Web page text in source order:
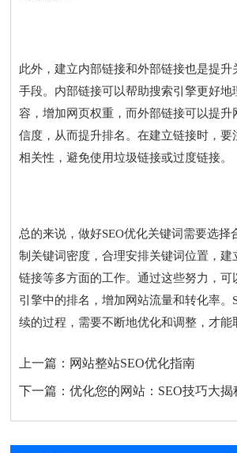
此外，建立内部链接和外部链接也是提升
手段。内部链接可以帮助搜索引擎更好地
容，增加网页权重，而外部链接可以提升
信度，从而提升排名。在建立链接时，要
相关性，避免使用垃圾链接或过度链接。
总的来说，做好SEO优化关键词需要选择
制关键词密度，合理安排关键词位置，建
链接等多方面的工作。通过这些努力，可
引擎中的排名，增加网站流量和转化率。
续的过程，需要不断地优化和调整，才能
上一篇： 网站整站SEO优化指南
下一篇：优化您的网站：SEO技巧大揭